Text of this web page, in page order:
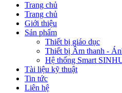
Trang chủ
Trang chủ
Giới thiệu
Sản phẩm
Thiết bị giáo dục
Thiết bị Âm thanh -
Hệ thống Smart
Tài liệu kỹ thuật
Tin tức
Liên hệ